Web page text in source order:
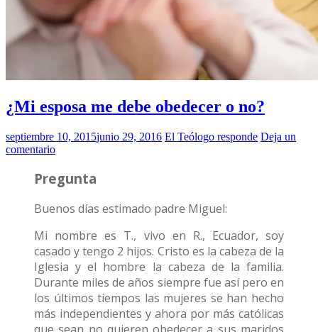
¿Mi esposa me debe obedecer o no?
septiembre 10, 2015junio 29, 2016 El Teólogo responde Deja un
comentario
Pregunta
Buenos días estimado padre Miguel:
Mi nombre es T., vivo en R., Ecuador, soy
casado y tengo 2 hijos. Cristo es la cabeza de la
Iglesia y el hombre la cabeza de la familia.
Durante miles de años siempre fue así pero en
los últimos tiempos las mujeres se han hecho
más independientes y ahora por más católicas
que sean no quieren obedecer a sus maridos